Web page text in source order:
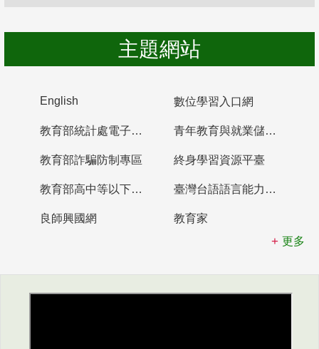
主題網站
English 數位學習入口網
教育部統計處電子書櫃 青年教育與就業儲蓄帳戶
教育部詐騙防制專區 終身學習資源平臺
教育部高中等以下學校及幼兒園教師資格檢定考試 臺灣台語語言能力認證網站
良師興國網
教育家
更多